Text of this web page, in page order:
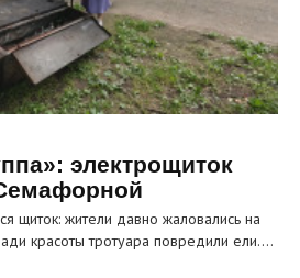
электрощиток
щиток: жители давно жаловались на
красоты тротуара повредили ели.…